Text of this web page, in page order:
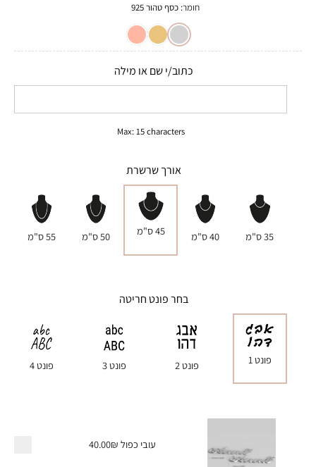
220.00₪. חומר:כסף טהור 925
כתוב/י שם או מילה
Max: 15 characters
אורך שרשרת
35 ס"מ 40 ס"מ 45 ס"מ 50 ס"מ 55 ס"מ
בחר פונט חריטה
פונט 1 פונט 2 פונט 3 פונט 4
עובי כפול 40.00₪